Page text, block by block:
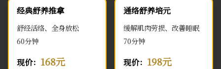
经典舒养推拿
舒经活络、全身放松
60分钟
现价： 168元
通络舒养培元
缓解肌肉劳损、改善睡眠
70分钟
现价： 198元